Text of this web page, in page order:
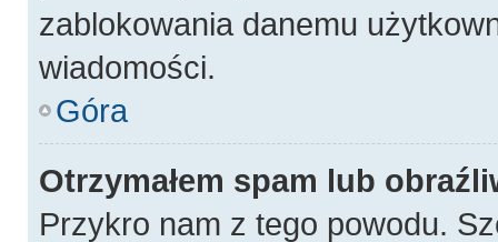
zablokowania danemu
wiadomości.
Góra
Otrzymałem spam lub
Przykro nam z tego powodu.